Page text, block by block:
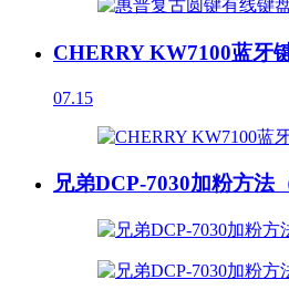
CHERRY KW7100蓝牙
07.15
兄弟DCP-7030加粉方法